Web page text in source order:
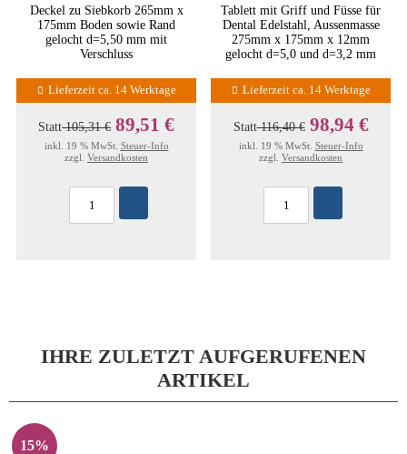
Deckel zu Siebkorb 265mm x
175mm Boden sowie Rand
gelocht d=5,50 mm mit
Verschluss
Lieferzeit ca. 14 Werktage
Statt105,31 € 89,51 €
inkl. 19 % MwSt. Steuer-Info
zzgl. Versandkosten
Tablett mit Griff und Füsse für
Dental Edelstahl, Aussenmasse
275mm x 175mm x 12mm
gelocht d=5,0 und d=3,2 mm
Lieferzeit ca. 14 Werktage
Statt116,40 € 98,94 €
inkl. 19 % MwSt. Steuer-Info
zzgl. Versandkosten
IHRE ZULETZT AUFGERUFENEN
ARTIKEL
15%